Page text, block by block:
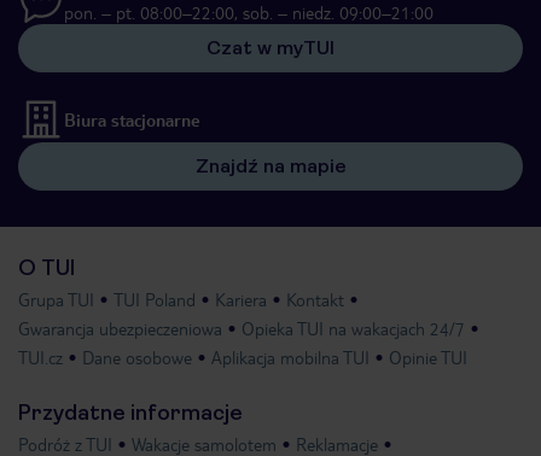
pon. – pt. 08:00–22:00, sob. – niedz. 09:00–21:00
Czat w myTUI
Biura stacjonarne
Znajdź na mapie
O TUI
Grupa TUI TUI Poland Kariera
Kontakt
Gwarancja ubezpieczeniowa
Opieka TUI na wakacjach 24/7
TUI.cz
Dane osobowe Aplikacja mobilna TUI Opinie TUI
Przydatne informacje
Podróż z TUI Wakacje samolotem
Reklamacje